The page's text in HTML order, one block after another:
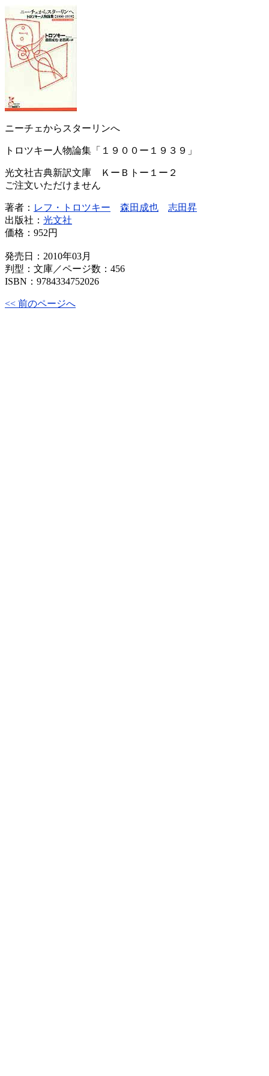
ニーチェからスターリンへ
トロツキー人物論集「１９００ー１９３９」
光文社古典新訳文庫 ＫーＢトー１ー２
ご注文いただけません
著者： レフ・トロツキー 森田成也
志田昇
出版社： 光文社
価格： 952円
発売日：2010年03月
判型：文庫／ページ数：456
ISBN：9784334752026
<< 前のページへ